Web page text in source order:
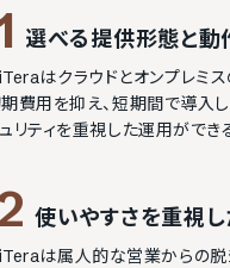
選べる提供形態と動
はクラウドとオンプレミ
費用を抑え、短期間で導入し
リティを重視した運用がで
使いやすさを重視
は属人的な営業からの脱